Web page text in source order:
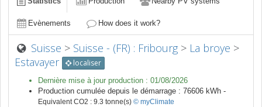
Evènements How does it work?
Suisse > Suisse - (FR) : Fribourg > La broye >
Estavayer
localiser
Dernière mise à jour production : 01/08/2026
Production cumulée depuis le démarrage : 76606 kWh -
Equivalent CO2 : 9.3 tonne(s) © myClimate